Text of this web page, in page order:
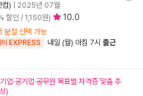
컴)
2025년 07월
할인 / 1,150원) 10.0
분철 선택 가능
이 EXPRESS 내일 (월) 아침 7시 출근
업·공기업·공무원 목표별 자격증 맞춤 추
)